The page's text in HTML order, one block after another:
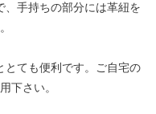
、手持ちの部分には革紐を
とても便利です。ご自宅の
下さい。